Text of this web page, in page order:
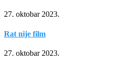
27. oktobar 2023.
Rat nije film
27. oktobar 2023.